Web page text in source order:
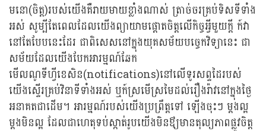
មនោ(ចិត្ត)របស់យើងគឺរាយមាយខ្លាំងណាស់ ត្រាច់ចរគ្រប់ទិសទីទាំង
អស់ សូម្បីតែពេលដែលយើងព្យាយាមផ្តោតចិត្តលើកិច្ចអ្វីមួយក្តី ក៍វា
នៅតែបែបនេះដែរ ជាពិសេសនៅក្នុងយុគសម័យបច្ចេកវិទ្យានេះ ជា
សម័យដែលយើងបែកអារម្មណ៍ឆែក
មើលណូទីហ្វីខេសិន(notifications)នៅលើទូរសព្ទដៃរបស់
យើងស្ទើរគ្រប់វិនាទីទាំងអស់ ឬក៍ស្រមើស្រមៃដល់រឿងរ៉ាវនៅក្នុងថ្ងៃ
អនាគតជាដើម។ អារម្មណ៍របស់យើងប្រព្រឹត្តទៅ ឡើងចុះៗ ម្តងល្អ
ម្តងមិនល្អ ដែលជាហេតុទប់ស្កាត់រូបយើងមិនឳ្យមានតុល្យភាពផ្លូវចិត្ត